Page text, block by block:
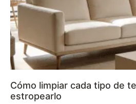
Cómo limpiar cada tipo de
estropearlo